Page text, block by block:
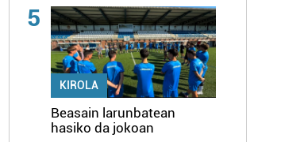
5
KIROLA
Beasain larunbatean
hasiko da jokoan